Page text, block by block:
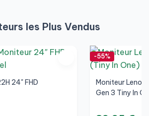
les Plus Vendus
24" FHD
-55%
Moniteur
Gen 3 Tiny In